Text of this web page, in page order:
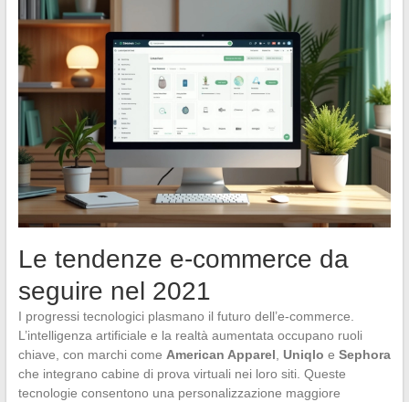
Le tendenze e-commerce da
seguire nel 2021
I progressi tecnologici plasmano il futuro dell’e-commerce.
L’intelligenza artificiale e la realtà aumentata occupano ruoli
chiave, con marchi come American Apparel, Uniqlo e Sephora
che integrano cabine di prova virtuali nei loro siti. Queste
tecnologie consentono una personalizzazione maggiore